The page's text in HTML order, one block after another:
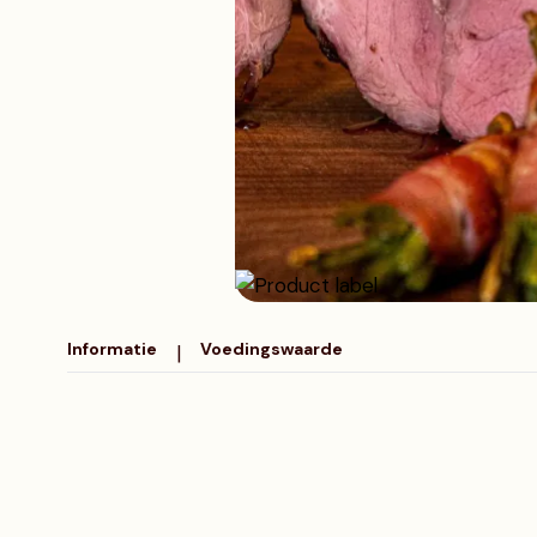
Varkenswangetjes
Informatie | Voedingswaarde